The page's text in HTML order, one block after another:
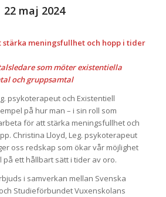
22 maj 2024
meningsfullhet och hopp i tider
som möter existentiella
och gruppsamtal
psykoterapeut och Existentiell
på hur man – i sin roll som
för att stärka meningsfullhet och
Christina Lloyd, Leg. psykoterapeut
oss redskap som ökar vår möjlighet
på ett hållbart sätt i tider av oro.
i samverkan mellan Svenska
Studieförbundet Vuxenskolans